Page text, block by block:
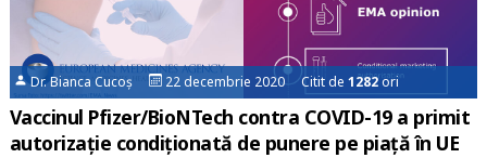
Dr. Bianca Cucoș 22 decembrie 2020 Citit de1282ori
Vaccinul Pfizer/BioNTech contra COVID-19 a primit
autorizație condiționată de punere pe piață în UE